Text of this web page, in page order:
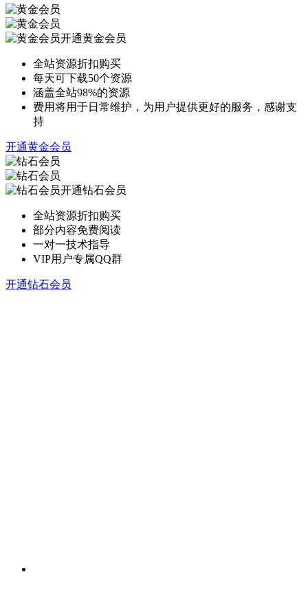
开通黄金会员
全站资源折扣购买
每天可下载50个资源
涵盖全站98%的资源
费用将用于日常维护，为用户提供更好的服务，感谢支
持
开通黄金会员
开通钻石会员
全站资源折扣购买
部分内容免费阅读
一对一技术指导
VIP用户专属QQ群
开通钻石会员